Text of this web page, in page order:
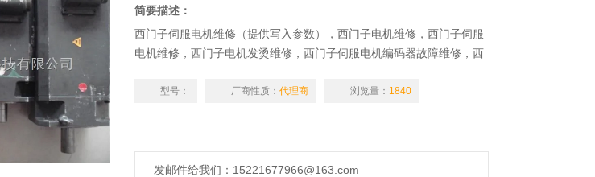
简要描述：
西门子伺服电机维修（提供写入参数），西门子电机维修，西门子伺服
电机维修，西门子电机发烫维修，西门子伺服电机编码器故障维修，西
抱闸卡死维修，德国西门子伺服电机线圈烧毁维修，西门子伺服电机故
等等均可维修修理。
型号： 厂商性质： 代理商 浏览量： 1840
发邮件给我们：15221677966@163.com